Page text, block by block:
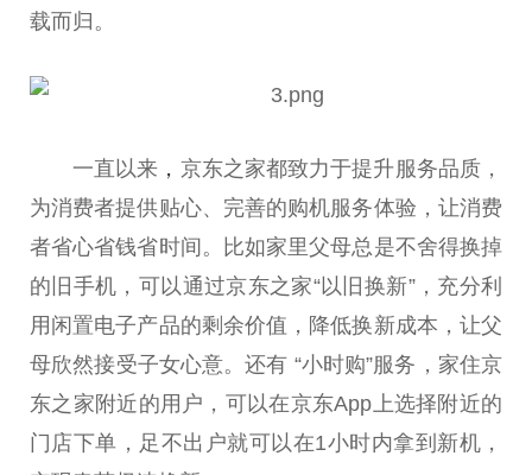
载而归。
一直以来 ， 京东之家都致力于提升服务品质，
为消费者提供贴心、完善的购机服务体验，让消费
者省心省钱省时间。比如家里父母总 是不舍得换掉
的旧手机，可以通过京东之家“以旧换新”，充分利
用闲置电子产品的剩余价值，降低换新成本，让父
母欣然接受子女心意。还有 “小时购”服务，家住京
东之家附近的用户，可以在京东App上选择附近的
门店下单，足不出户就可以在1小时内拿到新机，